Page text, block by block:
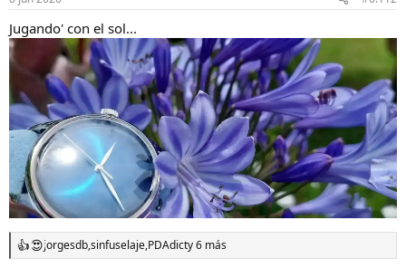
e
s
:
Jugando' con el sol...
R
jorgesdb,sinfuselaje,PDAdicty 6 más